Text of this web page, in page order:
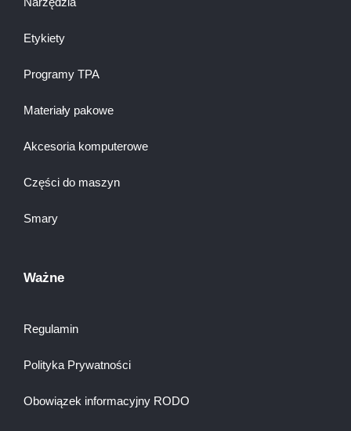
Etykiety
Programy TPA
Materiały pakowe
Akcesoria komputerowe
Części do maszyn
Smary
Ważne
Regulamin
Polityka Prywatności
Obowiązek informacyjny RODO